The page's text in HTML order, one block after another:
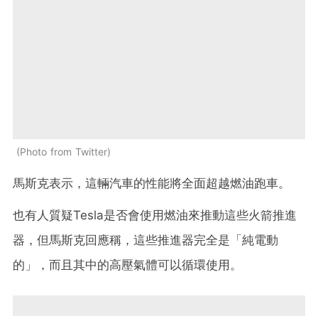
Photo from Twitter
馬斯克表示，這輛汽車的性能將全面超越燃油跑車。
也有人質疑Tesla是否會使用燃油來推動這些火箭推進
器，但馬斯克回應稱，這些推進器完全是「純電動
的」，而且其中的高壓氣體可以循環使用。